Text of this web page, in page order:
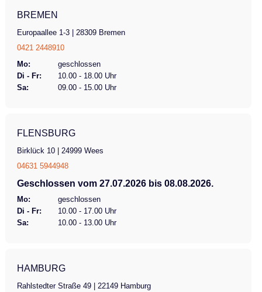
BREMEN
Europaallee 1-3 | 28309 Bremen
0421 2448910
Mo:
geschlossen
Di - Fr:
10.00 - 18.00 Uhr
Sa:
09.00 - 15.00 Uhr
FLENSBURG
Birklück 10 | 24999 Wees
04631 5944948
Geschlossen vom 27.07.2026 bis 08.08.2026.
Mo:
geschlossen
Di - Fr:
10.00 - 17.00 Uhr
Sa:
10.00 - 13.00 Uhr
HAMBURG
Rahlstedter Straße 49 | 22149 Hamburg